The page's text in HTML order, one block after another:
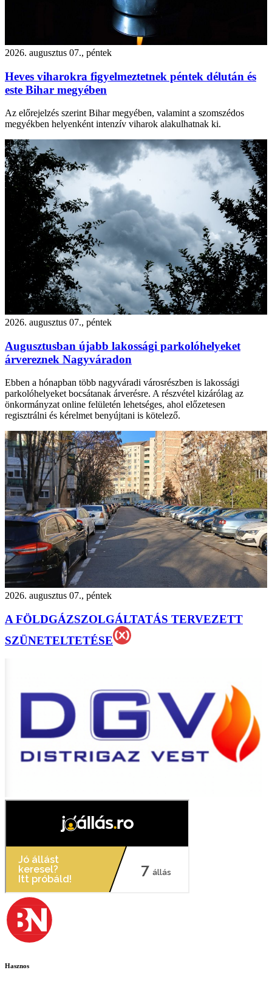
2026. augusztus 07., péntek
Heves viharokra figyelmeztetnek péntek délután és
este Bihar megyében
Az előrejelzés szerint Bihar megyében, valamint a szomszédos
megyékben helyenként intenzív viharok alakulhatnak ki.
2026. augusztus 07., péntek
Augusztusban újabb lakossági parkolóhelyeket
árvereznek Nagyváradon
Ebben a hónapban több nagyváradi városrészben is lakossági
parkolóhelyeket bocsátanak árverésre. A részvétel kizárólag az
önkormányzat online felületén lehetséges, ahol előzetesen
regisztrálni és kérelmet benyújtani is kötelező.
2026. augusztus 07., péntek
A FÖLDGÁZSZOLGÁLTATÁS TERVEZETT
SZÜNETELTETÉSE
Hasznos